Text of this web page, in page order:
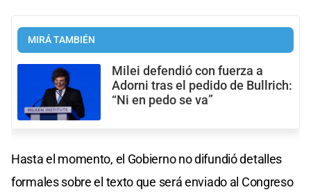
MIRÁ TAMBIÉN
Milei defendió con fuerza a
Adorni tras el pedido de Bullrich:
“Ni en pedo se va”
Hasta el momento, el Gobierno no difundió detalles
formales sobre el texto que será enviado al Congreso